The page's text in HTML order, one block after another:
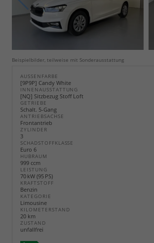
Beispielbilder, teilweise mit Sonderausstattung
AUSSENFARBE
[9P9P] Candy White
INNENAUSSTATTUNG
[NQ] Sitzbezug Stoff Loft
GETRIEBE
Schalt. 5-Gang
ANTRIEBSACHSE
Frontantrieb
ZYLINDER
3
SCHADSTOFFKLASSE
Euro 6
HUBRAUM
999 ccm
LEISTUNG
70 kW (95 PS)
KRAFTSTOFF
Benzin
KATEGORIE
Limousine
KILOMETERSTAND
20 km
ZUSTAND
unfallfrei